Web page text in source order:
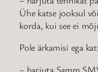
Ühe katse jooksul
korda, kui see ei
Pole ärkamisi ega
– harjuta Samm